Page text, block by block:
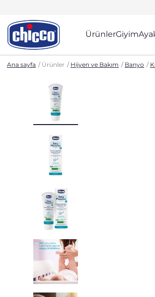
ÜrünlerGiyim
Ana sayfa Ürünler Hijyen ve Bakım Banyo